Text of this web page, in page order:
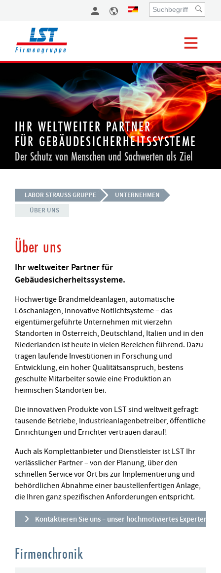
IHR WELTWEITER PARTNER
FÜR GEBÄUDESICHERHEITSSYSTEME
Der Schutz von Menschen und Sachwerten als Ziel
LABOR STRAUSS GRUPPE
UNTERNEHMEN
ÜBER UNS
Über uns
Ihr weltweiter Partner für
Gebäudesicherheitssysteme.
Hochwertige Brandmeldeanlagen, automatische
Löschanlagen, innovative Notlichtsysteme – das
eigentümergeführte Unternehmen mit vierzehn
Standorten in Österreich, Deutschland, Italien und in den
Niederlanden ist heute in vielen Bereichen führend. Dazu
tragen laufende Investitionen in Forschung und
Entwicklung, ein hoher Qualitätsanspruch, bestens
geschulte Mitarbeiter sowie eine Produktion an
heimischen Standorten bei.
Die innovativen Produkte von LST sind weltweit gefragt:
tausende Betriebe, Industrieanlagenbetreiber, öffentliche
Einrichtungen und Errichter vertrauen darauf!
Auch als Komplettanbieter und Dienstleister ist LST Ihr
verlässlicher Partner – von der Planung, über den
schnellen Service vor Ort bis zur Implementierung und
behördlichen Abnahme einer baustellenfertigen Anlage,
die Ihren ganz spezifischen Anforderungen entspricht.
Kontaktieren Sie uns – unser hochmotiviertes Experten-
Firmenchronik